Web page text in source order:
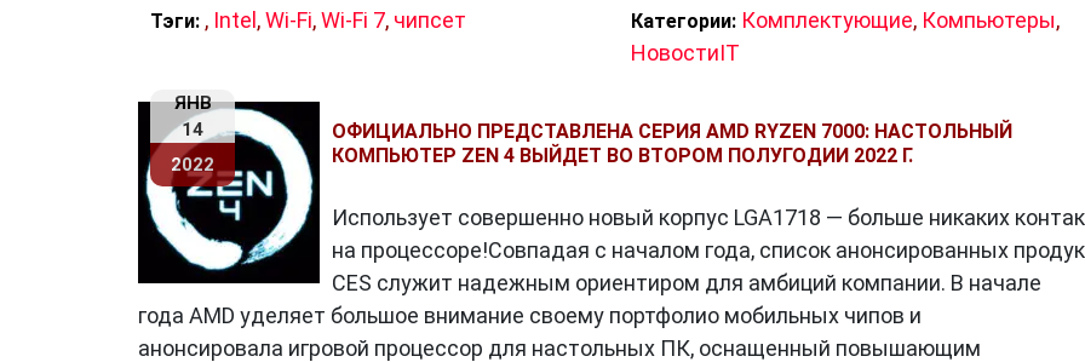
Тэги: , Intel ,Wi-Fi,Wi-Fi 7, чипсет Категории: Комплектующие, Компьютеры,
НовостиIT
ЯНВ
14
2022
ОФИЦИАЛЬНО ПРЕДСТАВЛЕНА ​​СЕРИЯ AMD RYZEN 7000: НАСТОЛЬНЫЙ
КОМПЬЮТЕР ZEN 4 ВЫЙДЕТ ВО ВТОРОМ ПОЛУГОДИИ 2022 Г.
Использует совершенно новый корпус LGA1718 — больше никаких
на процессоре!Совпадая с началом года, список анонсированных
CES служит надежным ориентиром для амбиций компании. В начале
года AMD уделяет большое внимание своему портфолио мобильных чипов и
анонсировала игровой процессор для настольных ПК, оснащенный повышающим